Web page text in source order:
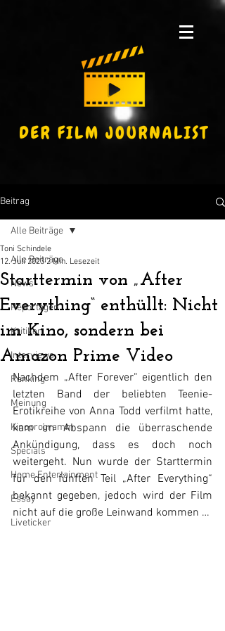
Beitrag
Alle Beiträge
News
Reportagen
Kritiken
Interviews
Ranking
Meinung
Kinoprogramm
Specials
Home Entertainment
Essay
Liveticker
Alle Beiträge
Starttermin von „After
Everything“ enthüllt: Nicht
im Kino, sondern bei
Amazon Prime Video
Toni Schindele
12. Juli 2023 2 Min. Lesezeit
Nachdem „After Forever“ eigentlich den
letzten Band der beliebten Teenie-
Erotikreihe von Anna Todd verfilmt hatte,
kam im Abspann die überraschende
Ankündigung, dass es doch noch
weitergeht. Nun wurde der Starttermin
für den fünften Teil „After Everything“
bekannt gegeben, jedoch wird der Film
nicht auf die große Leinwand kommen …